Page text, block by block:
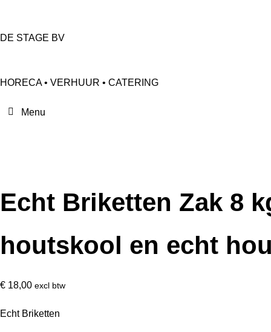
DE STAGE BV
HORECA • VERHUUR • CATERING
Echt Briketten Zak 8
houtskool en echt
€ 18,00 excl btw
Echt Briketten